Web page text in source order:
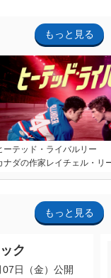
もっと見る
ーテッド・ライバルリー
ナダの作家レイチェル・リ
もっと見る
ク
日（金）公開